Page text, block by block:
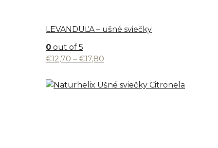
LEVANDUĽA – ušné sviečky
0 out of 5
€12,70 – €17,80
€12,70